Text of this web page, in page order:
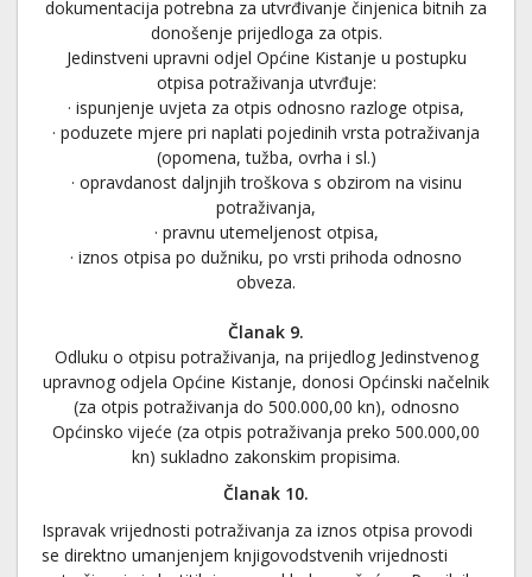
dokumentacija potrebna za utvrđivanje činjenica bitnih za
donošenje prijedloga za otpis.
Jedinstveni upravni odjel Općine Kistanje u postupku
otpisa potraživanja utvrđuje:
· ispunjenje uvjeta za otpis odnosno razloge otpisa,
· poduzete mjere pri naplati pojedinih vrsta potraživanja
(opomena, tužba, ovrha i sl.)
· opravdanost daljnjih troškova s obzirom na visinu
potraživanja,
· pravnu utemeljenost otpisa,
· iznos otpisa po dužniku, po vrsti prihoda odnosno
obveza.
Članak 9.
Odluku o otpisu potraživanja, na prijedlog Jedinstvenog
upravnog odjela Općine Kistanje, donosi Općinski načelnik
(za otpis potraživanja do 500.000,00 kn), odnosno
Općinsko vijeće (za otpis potraživanja preko 500.000,00
kn) sukladno zakonskim propisima.
Članak 10.
Ispravak vrijednosti potraživanja za iznos otpisa provodi
se direktno umanjenjem knjigovodstvenih vrijednosti